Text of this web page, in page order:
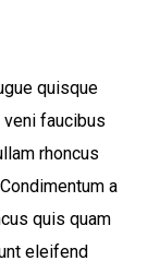
quisque
faucibus
rhoncus
a
quis quam
eleifend